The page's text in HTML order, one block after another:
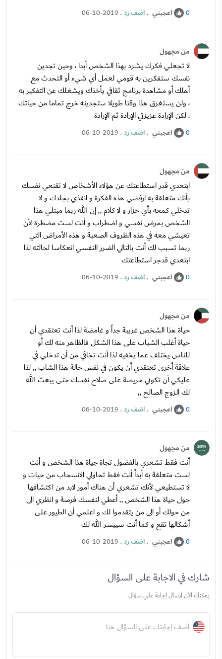
0 اعجبني .اضف رد.
06-10-2019
من مجهول
لا تجعلي فكرك يشرد بهذا الشخص أبدا ، وحين تجدين
نفسك ستفكرين به قومي لعمل أي شيء أو التحدث مع
أهلك أو مشاهدة برنامج ثقافي يأخذك ويشغلك عن التفكير به
، ولن يستغرق هذا وقتا طويلا ستجدينه خرج تماما من حياتك
، لكن الإرادة عزيزتي الإرادة ثم الإرادة
0 اعجبني .اضف رد.
06-10-2019
من مجهول
ابتعدي قدر استطاعتك عن هؤلاء الأشخاص لا تقنعي نفسك
بأنك متعلقة به ارفضي هذه الفكرة و انفذي بجلدك و لا
تدخلي كمعه بأي حزار و لا كلام ,, إن الله ربما مبتلي هذا
الشخص بمرض نفسي و اضطراب و أنت لست مضطرة لأن
تعيشي معه في هذه الظروف الصعبة و هذه الأمراض التي
ربما تسبب لك أنت بالتالي الضرر النفسي انعكاسا لحالته لذا
ابتعدي قدجر استطاعتك
0 اعجبني .اضف رد.
06-10-2019
من مجهول
حياة هذا الشخص غريبة جداً و غامضة لذا أنت تعتقدي أن
حياة أغلب الشباب على هذا الشكل فالظاهر منه لك أو
للناس يختلف عما يخفيه لذا أنت تخافي من أن تدخلي في
علاقة أخرى تعتقدي أن يكون في نفس حالة هذا الشاب ,, لذا
عليكي أن تكوني حريصة على صلاح نفسك حتى يبعث الله
لك الزوج الصالح ,,
0 اعجبني .اضف رد.
06-10-2019
من مجهول
أنت فقط تشعري بالفضول تجاة جياة هذا الشخص و أنت
لست متعلقة به أبداً أنت فقط تحاولي الانسحاب من حيات و
لا تستطيعي لأنك تشعري أن هناك أمور لابد من اكتشافها
حول حياة هذا الشخص ,, أعطي لنفسك فرصة و انظري الى
من حولك أو الى من يتقدموا لك و اعلمي أن الطيور على
أشكالها تقع و كما أنت سييسر الله لك
0 اعجبني .اضف رد.
06-10-2019
شارك في الاجابة على السؤال
يمكنك الآن ارسال إجابة علي سؤال
أضف إجابتك على السؤال هنا